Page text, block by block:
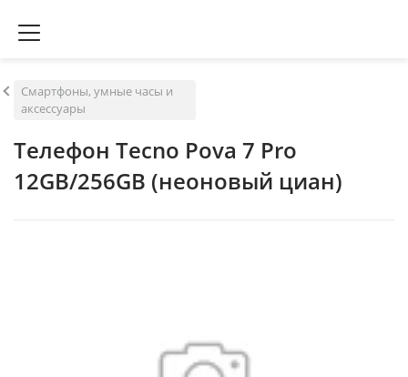
Смартфоны, умные часы и
аксессуары
Телефон Tecno Pova 7 Pro
12GB/256GB (неоновый циан)